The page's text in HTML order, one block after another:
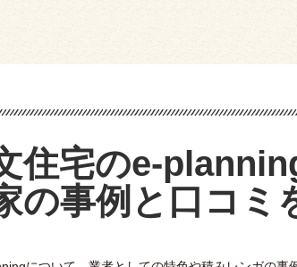
住宅のe-
の事例と口コミ